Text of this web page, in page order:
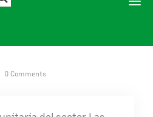
0 Comments